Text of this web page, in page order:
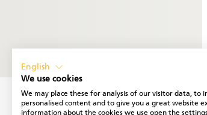
English
We use cookies
We may place these for analysis of our visitor data, to
personalised content and to give you a great website
information about the cookies we use open the